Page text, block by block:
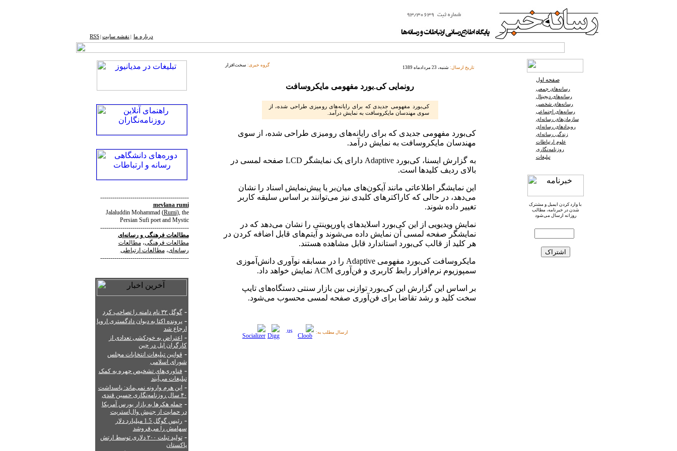
درباره ما نقشه ‌سایت RSS
--------------------------------------------
mevlana rumi
Jalaluddin Mohammad(Rumi), the
Persian Sufi poet and Mystic
--------------------------------------------
مطالعات فرهنگیورسانه‌ای
مطالعات فرهنگی،مطالعات
رسانه‌ای،مطالعات ارتباطی
--------------------------------------------
-گوگل ۳۲ نام دامنه را تصاحب کرد
-پرونده اکتا به دیوان دادگستری اروپا
ارجاع شد
- اعتراض به خودکشی تعدادی از
کارگران اپل در چین
- قوانین تبلیغات انتخابات مجلس
شورای اسلامی
- فناوری‌های تشخیص چهره به کمک
تبلیغات می‌آیند
-این هرم وارونه نمی‌ماند: پاسداشت
۴۰ سال روزنامه‌نگاری حسین قندی
-حمله هکرها به بازار بورس آمریکا
در حمایت از جنبش وال‌استریت
-
رئیس گوگل 1.5 میلیارد دلار
سهامش را می‌فروشد
-
تولید تبلت ۲۰۰ دلاری توسط ارتش
پاکستان
گروه خبری: سخت‌افزار تاریخ ارسال: شنبه، 23 مردادماه 1389
رونمایی کی‌.بورد مفهومی مایکروسافت
کی‌بورد مفهومی جدیدی که برای رایانه‌های رومیزی طراحی شده، از
سوی مهندسان مایکروسافت به نمایش درآمد.
کی‌بورد مفهومی جدیدی که برای رایانه‌های رومیزی طراحی شده، از سوی
مهندسان مایکروسافت به نمایش درآمد.
به گزارش ایسنا، کی‌بورد Adaptive دارای یک نمایشگر LCD صفحه لمسی در
بالای ردیف کلیدها است.
این نمایشگر اطلاعاتی مانند آیکون‌های میان‌بر یا پیش‌نمایش اسناد را نشان
می‌دهد، در حالی که کاراکترهای کلیدی نیز می‌توانند بر اساس سلیقه کاربر
تغییر داده شوند.
نمایش ویدیویی از این کی‌بورد اسلایدهای پاورپوینتی را نشان می‌دهد که در
نمایشگر صفحه لمسی آن نمایش داده می‌شوند و آیتم‌های قابل اضافه کردن در
هر کلید از قالب کی‌بورد استاندارد قابل مشاهده هستند.
مایکروسافت کی‌بورد مفهومی Adaptive را در مسابقه نوآوری دانش‌آموزی
سمپوزیوم نرم‌افزار رابط کاربری و فن‌آوری ACM نمایش خواهد داد.
بر اساس این گزارش این کی‌بورد توازنی بین بازار سنتی دستگاه‌های تایپ
سخت کلید و رشد تقاضا برای فن‌آوری صفحه لمسی محسوب می‌شود.
ارسال مطلب به:
صفحه اول
رسانه‌های جمعی
رسانه‌های دیجیتال
رسانه‌های شخصی
رسانه‌های اجتماعی
سازمان‌های رسانه‌ای
رویدادهای رسانه‌ای
زندگی رسانه‌ای
علوم ارتباطات
روزنامه‌نگاری
تبلیغات
با وارد کردن ایمیل و مشترک
شدن در خبرنامه، مطالب
روزانه ارسال می‌شود